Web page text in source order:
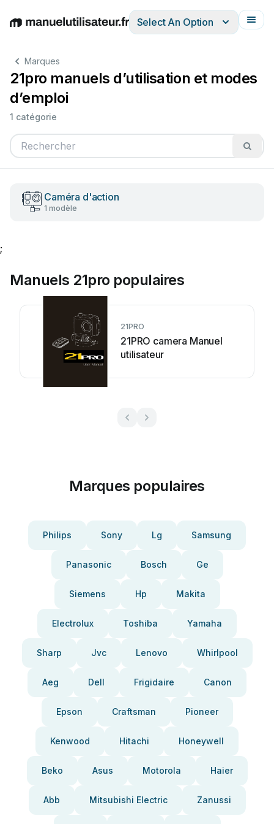
EnglishDeutschEspañolItalianoFrançais
Select An Option
Marques
21pro manuels d’utilisation et modes
d’emploi
1 catégorie
Caméra d'action
1 modèle
;
Manuels 21pro populaires
21PRO
21PRO camera Manuel
utilisateur
Marques populaires
Philips Sony Lg Samsung
Panasonic Bosch Ge
Siemens Hp Makita
Electrolux Toshiba Yamaha
Sharp Jvc Lenovo Whirlpool
Aeg Dell Frigidaire Canon
Epson Craftsman Pioneer
Kenwood Hitachi Honeywell
Beko Asus Motorola Haier
Abb Mitsubishi Electric Zanussi